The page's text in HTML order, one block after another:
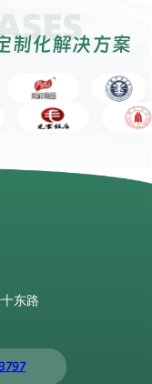
东路